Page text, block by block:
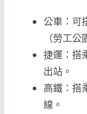
公車：可
（勞工
捷運：搭
出站。
高鐵：搭
線。